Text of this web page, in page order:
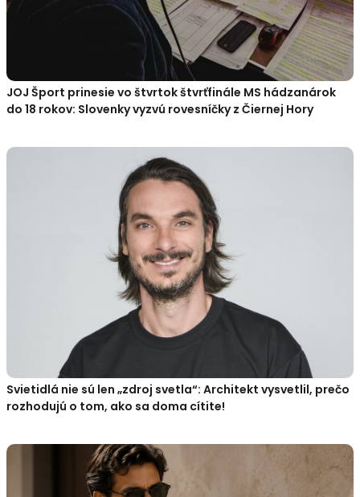
JOJ Šport prinesie vo štvrtok štvrťfinále MS hádzanárok
do 18 rokov: Slovenky vyzvú rovesníčky z Čiernej Hory
Svietidlá nie sú len „zdroj svetla“: Architekt vysvetlil, prečo
rozhodujú o tom, ako sa doma cítite!